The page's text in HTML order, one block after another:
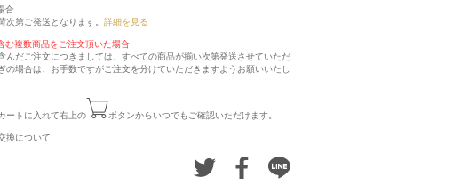
合
次第ご発送となります。 詳細を見る
む複数商品をご注文頂いた場合
んだご注文につきましては、すべての商品が揃い次第発送させていただ
の場合は、お手数ですがご注文を分けていただきますようお願いいたし
ートに入れて右上の ボタンからいつでもご確認いただけます。
換について